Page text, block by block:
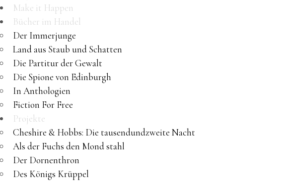
Make it Happen
Bücher im Handel
Der Immerjunge
Land aus Staub und Schatten
Die Partitur der Gewalt
Die Spione von Edinburgh
In Anthologien
Fiction For Free
Projekte
Cheshire & Hobbs: Die tausendundzweite Nacht
Als der Fuchs den Mond stahl
Der Dornenthron
Des Königs Krüppel